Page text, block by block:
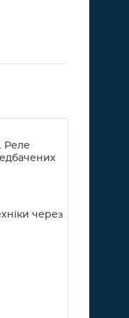
Реле
через